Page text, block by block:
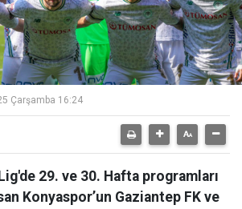
Çarşamba 16:24
29. ve 30. Hafta programları
Konyaspor’un Gaziantep FK ve